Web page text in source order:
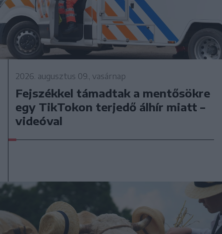
2026. augusztus 09., vasárnap
Fejszékkel támadtak a mentősökre
egy TikTokon terjedő álhír miatt –
videóval